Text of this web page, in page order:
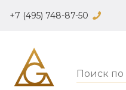
+7 (495) 748-87-50